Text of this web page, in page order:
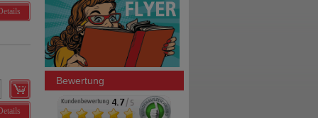
Details
Bewertung